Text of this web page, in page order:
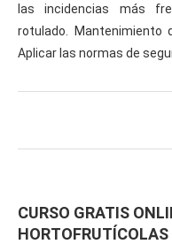
las incidencias más
rotulado. Mantenimiento
Aplicar las normas de
CURSO GRATIS
HORTOFRUTÍCOLAS